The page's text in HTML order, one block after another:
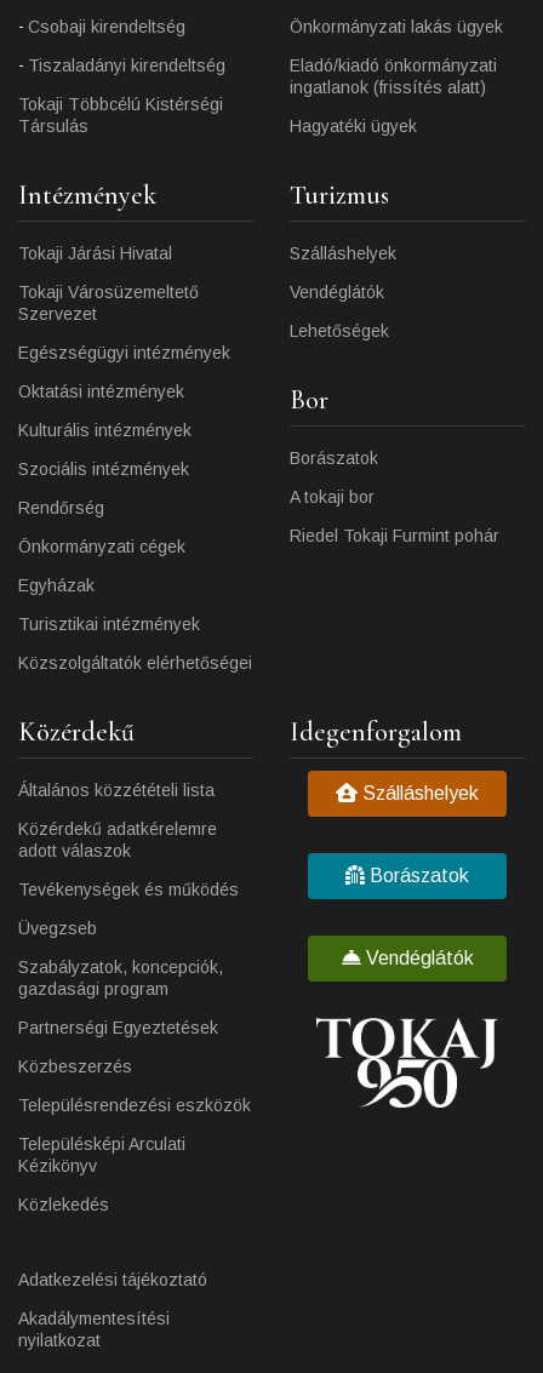
Csobaji kirendeltség
Tiszaladányi kirendeltség
Tokaji Többcélú Kistérségi
Társulás
Önkormányzati lakás ügyek
Eladó/kiadó önkormányzati
ingatlanok (frissítés alatt)
Hagyatéki ügyek
Intézmények
Tokaji Járási Hivatal
Tokaji Városüzemeltető
Szervezet
Egészségügyi intézmények
Oktatási intézmények
Kulturális intézmények
Szociális intézmények
Rendőrség
Önkormányzati cégek
Egyházak
Turisztikai intézmények
Közszolgáltatók elérhetőségei
Turizmus
Szálláshelyek
Vendéglátók
Lehetőségek
Bor
Borászatok
A tokaji bor
Riedel Tokaji Furmint pohár
Közérdekű
Általános közzétételi lista
Közérdekű adatkérelemre
adott válaszok
Tevékenységek és működés
Üvegzseb
Szabályzatok, koncepciók,
gazdasági program
Partnerségi Egyeztetések
Közbeszerzés
Településrendezési eszközök
Településképi Arculati
Kézikönyv
Közlekedés
Adatkezelési tájékoztató
Akadálymentesítési
nyilatkozat
Idegenforgalom
Szálláshelyek
Borászatok
Vendéglátók